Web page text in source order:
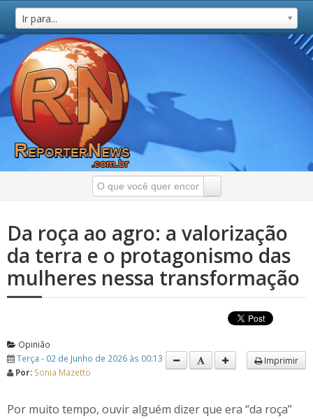
Ir para...
Da roça ao agro: a valorização
da terra e o protagonismo das
mulheres nessa transformação
Opinião
Terça - 02 de Junho de 2026 às 00:13
Por: Sonia Mazetto
Imprimir
Por muito tempo, ouvir alguém dizer que era “da roça”